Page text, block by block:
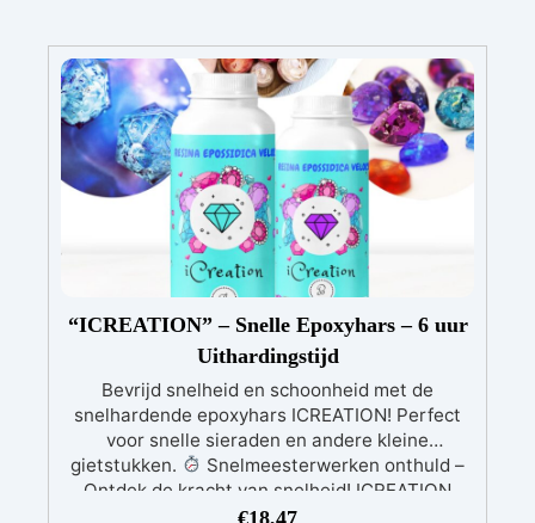
“ICREATION” – Snelle Epoxyhars – 6 uur
Uithardingstijd
Bevrijd snelheid en schoonheid met de
snelhardende epoxyhars ICREATION! Perfect
voor snelle sieraden en andere kleine
gietstukken.
Snelmeesterwerken onthuld –
Ontdek de kracht van snelheid! ICREATION
biedt een ultrarapide uitharding, waardoor je
€18,47